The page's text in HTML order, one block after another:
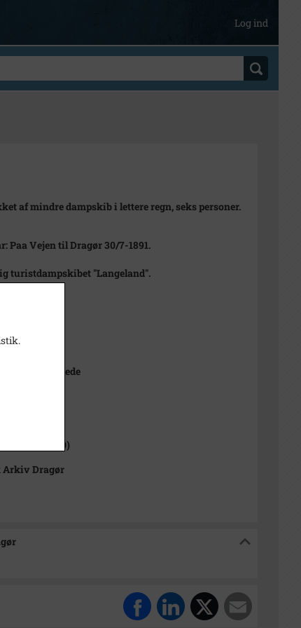
Log ind
af mindre dampskib i lettere regn, seks personer.
Paa Vejen til Dragør 30/7-1891.
turistdampskibet "Langeland".
stereoskopbillede
(1954-2050)
Dragør